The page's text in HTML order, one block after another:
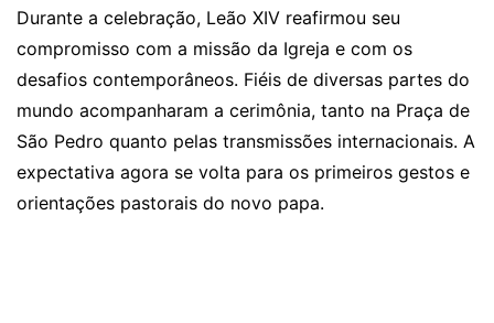
Durante a celebração, Leão XIV reafirmou seu
compromisso com a missão da Igreja e com os
desafios contemporâneos. Fiéis de diversas partes do
mundo acompanharam a cerimônia, tanto na Praça de
São Pedro quanto pelas transmissões internacionais. A
expectativa agora se volta para os primeiros gestos e
orientações pastorais do novo papa.